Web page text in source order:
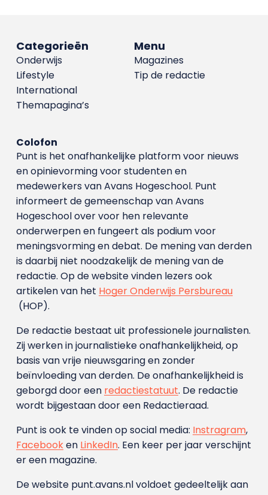
Menu
Magazines
Tip de redactie
Categorieën
Onderwijs
Lifestyle
International
Themapagina’s
Colofon
Punt is het onafhankelijke platform voor nieuws
en opinievorming voor studenten en
medewerkers van Avans Hoge­school. Punt
informeert de gemeenschap van Avans
Hogeschool over voor hen relevante
onderwerpen en fungeert als podium voor
meningsvorming en debat. De mening van derden
is daarbij niet noodzakelijk de mening van de
redactie. Op de website vinden lezers ook
artikelen van het Hoger Onderwijs Persbureau
(HOP).
De redactie bestaat uit professionele journalisten.
Zij werken in journalistieke onafhankelijkheid, op
basis van vrije nieuwsgaring en zonder
beïnvloeding van derden. De onafhankelijkheid is
geborgd door een redactiestatuut. De redactie
wordt bijgestaan door een Redactieraad.
Punt is ook te vinden op social media: Instragram,
Facebooken LinkedIn. Een keer per jaar verschijnt
er een magazine.
De website punt.avans.nl voldoet gedeeltelijk aan